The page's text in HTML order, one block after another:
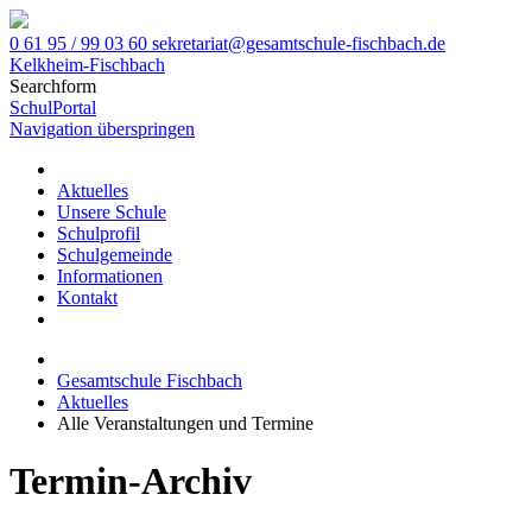
0 61 95 / 99 03 60 sekretariat@gesamtschule-fischbach.de
Kelkheim-Fischbach
Searchform
SchulPortal
Navigation überspringen
Aktuelles
Unsere Schule
Schulprofil
Schulgemeinde
Informationen
Kontakt
Gesamtschule Fischbach
Aktuelles
Alle Veranstaltungen und Termine
Termin-Archiv